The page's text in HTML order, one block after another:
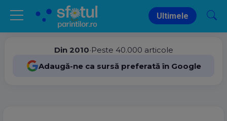
Ultimele
Din 2010•Peste 40.000 articole
Adaugă-ne ca sursă preferată în Google